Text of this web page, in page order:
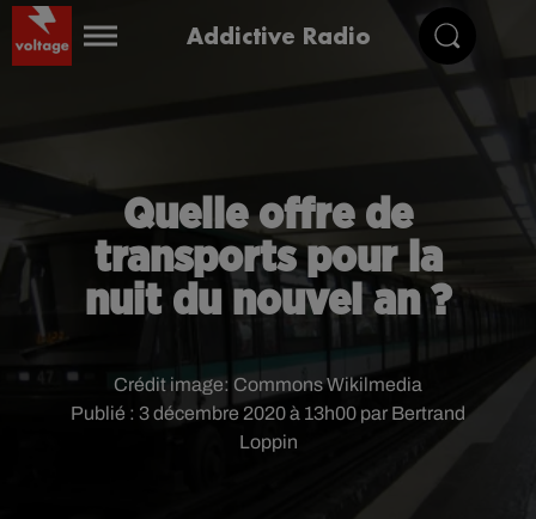
Addictive Radio
Quelle offre de
transports pour la
nuit du nouvel an ?
Publié : 3 décembre 2020 à 13h00 par Bertrand
Loppin
Crédit image: Commons Wikilmedia